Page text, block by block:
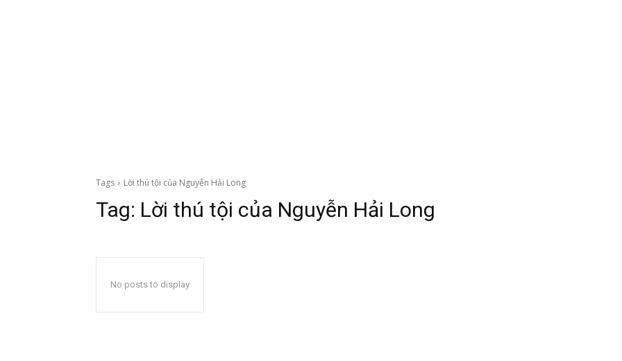
Tags Lời thú tội của Nguyễn Hải Long
Tag: Lời thú tội của Nguyễn Hải Long
No posts to display